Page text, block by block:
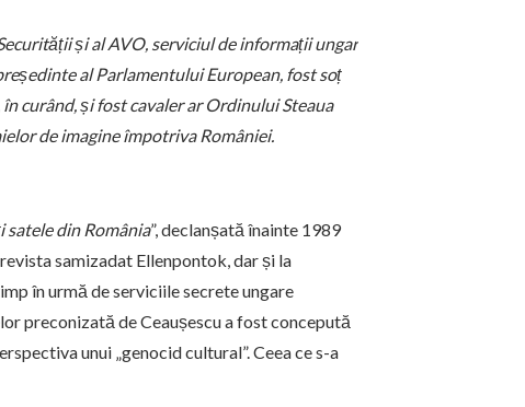
și al AVO, serviciul de informații ungar
al Parlamentului European, fost soț
curând, și fost cavaler ar Ordinului Steaua
de imagine împotriva României.
satele din România”, declanșată înainte 1989
samizadat Ellenpontok, dar și la
în urmă de serviciile secrete ungare
preconizată de Ceaușescu a fost concepută
unui „genocid cultural”. Ceea ce s-a